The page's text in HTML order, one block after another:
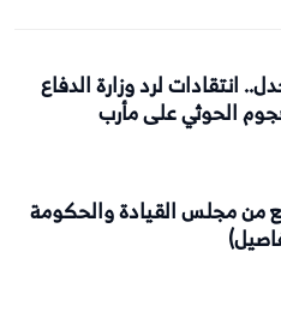
انتقادات لرد وزارة الدفاع
الحوثي على مأرب
مجلس القيادة والحكومة